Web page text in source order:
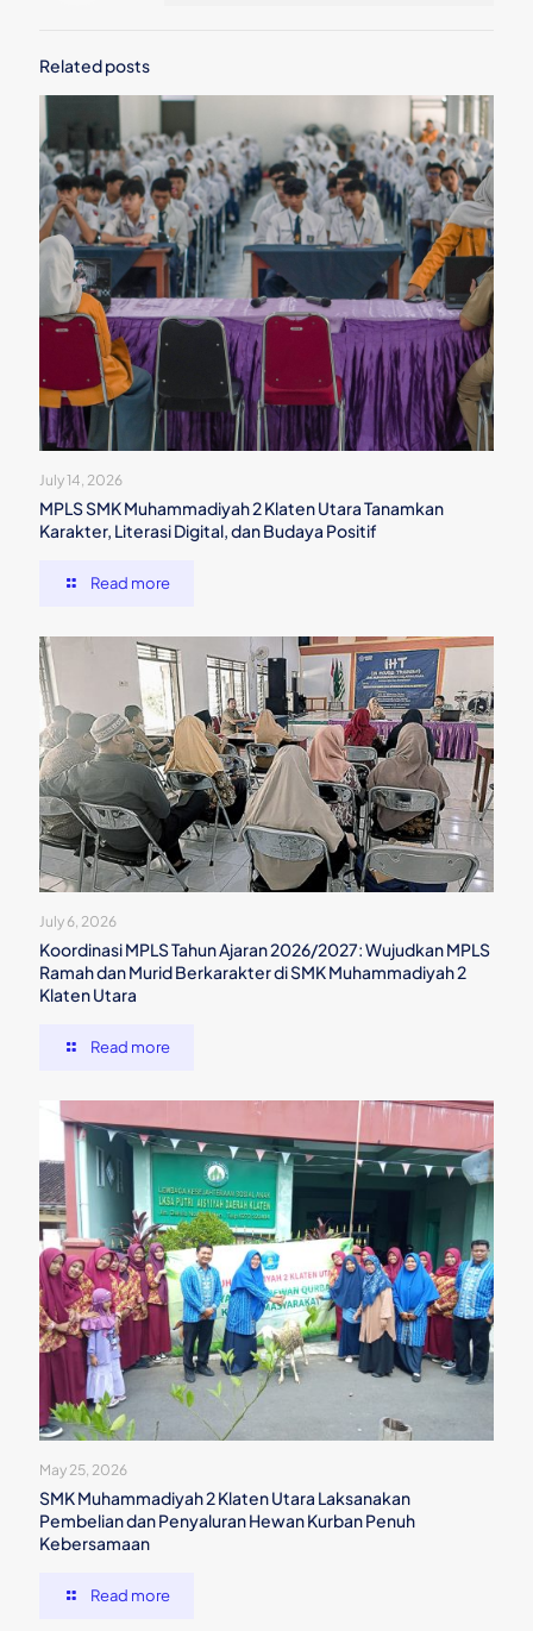
Related posts
July 14, 2026
MPLS SMK Muhammadiyah 2 Klaten Utara Tanamkan
Karakter, Literasi Digital, dan Budaya Positif
Read more
July 6, 2026
Koordinasi MPLS Tahun Ajaran 2026/2027: Wujudkan MPLS
Ramah dan Murid Berkarakter di SMK Muhammadiyah 2
Klaten Utara
Read more
May 25, 2026
SMK Muhammadiyah 2 Klaten Utara Laksanakan
Pembelian dan Penyaluran Hewan Kurban Penuh
Kebersamaan
Read more